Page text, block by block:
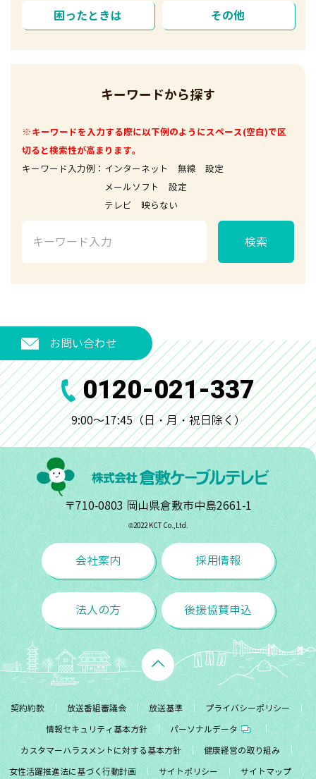
困ったときは その他
キーワードから探す
※キーワードを入力する際に以下例のようにスペース(空白)で区
切ると検索性が高まります。
キーワード入力例：インターネット 無線 設定
メールソフト 設定
テレビ 映らない
検索
お問い合わせ
0120-021-337
9:00～17:45（日・月・祝日除く）
〒710-0803 岡山県倉敷市中島2661-1
©︎2022 KCT Co.,Ltd.
会社案内 採用情報
法人の方 後援協賛申込
契約約款 放送番組審議会 放送基準
プライバシーポリシー
情報セキュリティ基本方針
パーソナルデータ
カスタマーハラスメントに対する基本方針
健康経営の取り組み
女性活躍推進法に基づく行動計画
サイトポリシー サイトマップ